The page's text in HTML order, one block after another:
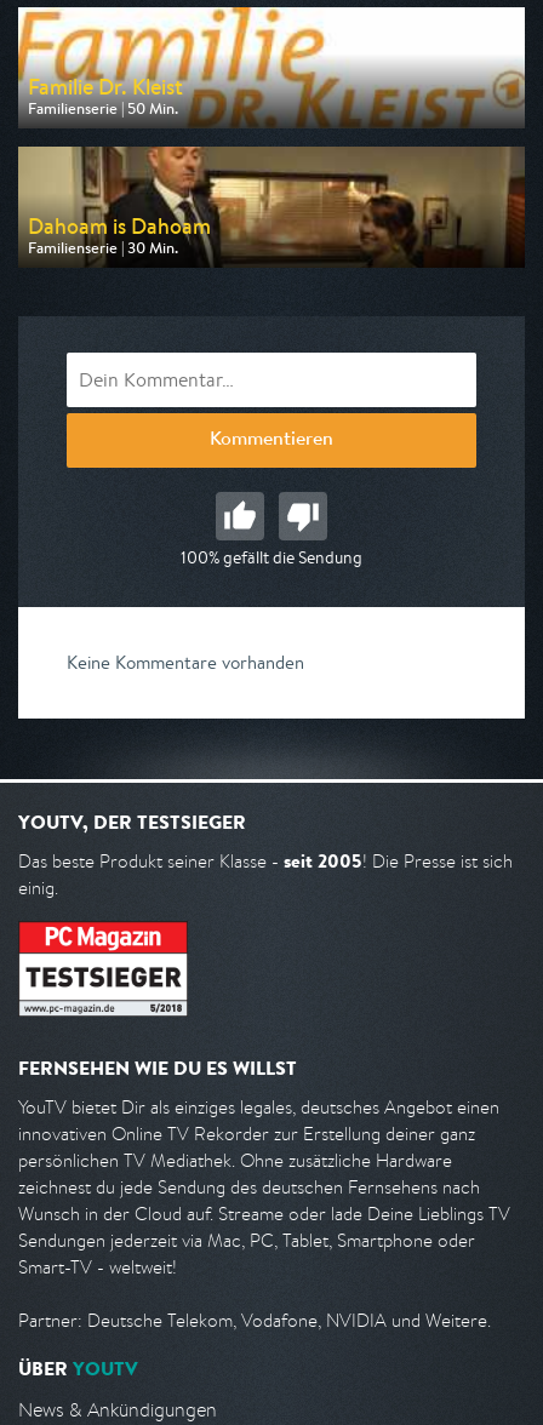
am 09.08.2026, 10:00
Familie Dr. Kleist
Familienserie | 50 Min.
Ausgestrahlt von HR
am 09.08.2026, 08:05
Dahoam is Dahoam
Familienserie | 30 Min.
Ausgestrahlt von BR
Kommentieren
100% gefällt die Sendung
Keine Kommentare vorhanden
YOUTV, DER TESTSIEGER
Das beste Produkt seiner Klasse - seit 2005! Die Presse ist sich
einig.
FERNSEHEN WIE DU ES WILLST
YouTV bietet Dir als einziges legales, deutsches Angebot einen
innovativen Online TV Rekorder zur Erstellung deiner ganz
persönlichen TV Mediathek. Ohne zusätzliche Hardware
zeichnest du jede Sendung des deutschen Fernsehens nach
Wunsch in der Cloud auf. Streame oder lade Deine Lieblings TV
Sendungen jederzeit via Mac, PC, Tablet, Smartphone oder
Smart-TV - weltweit!
Partner: Deutsche Telekom, Vodafone, NVIDIA und Weitere.
ÜBER YOUTV
News & Ankündigungen